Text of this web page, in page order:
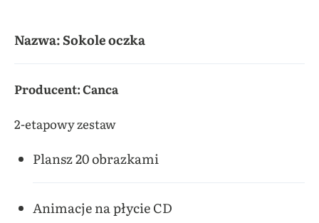
Nazwa: Sokole oczka
Producent: Canca
2-etapowy zestaw
Plansz 20 obrazkami
Animacje na płycie CD